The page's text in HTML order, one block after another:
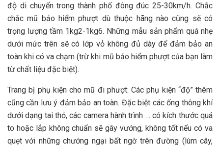
độ di chuyển trong thành phố đông đúc 25-30km/h. Chắc
chắc mũ bảo hiểm phượt dù thuộc hãng nào cũng sẽ có
trọng lượng tầm 1kg2-1kg6. Những mẫu sản phẩm quá nhẹ
dưới mức trên sẽ có lớp vỏ không đủ dày để đảm bảo an
toàn khi có va chạm (trừ khi mũ bảo hiểm phượt của bạn làm
từ chất liệu đặc biệt).
Trang bị phụ kiện cho mũ đi phượt: Các phụ kiện “độ” thêm
cũng cần lưu ý đảm bảo an toàn. Đặc biệt các ống thông khí
dưới dạng tai thỏ, các camera hành trình … có kích thước quá
to hoặc lắp không chuẩn sẽ gây vướng, không tốt nếu có va
quẹt với những chướng ngại bất ngờ trên đường (lùm cây,